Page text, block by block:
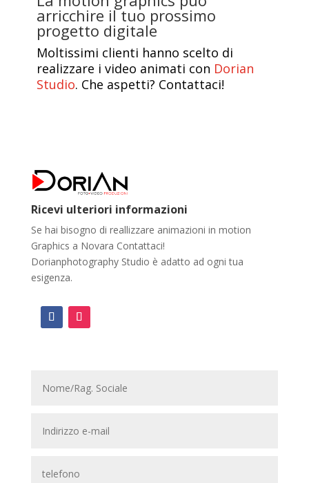
arricchire il tuo prossimo
progetto digitale
Moltissimi clienti hanno scelto di
realizzare i video animati con Dorian
Studio. Che aspetti? Contattaci!
Ricevi ulteriori informazioni
Se hai bisogno di reallizzare animazioni in motion
Graphics a Novara Contattaci!
Dorianphotography Studio è adatto ad ogni tua
esigenza.